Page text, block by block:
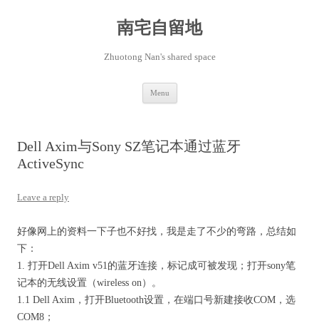
南宅自留地
Zhuotong Nan's shared space
Menu
Dell Axim与Sony SZ笔记本通过蓝牙
ActiveSync
Leave a reply
好像网上的资料一下子也不好找，我是走了不少的弯路，总结如
下：
1. 打开Dell Axim v51的蓝牙连接，标记成可被发现；打开sony笔
记本的无线设置（wireless on）。
1.1 Dell Axim，打开Bluetooth设置，在端口号新建接收COM，选
COM8；